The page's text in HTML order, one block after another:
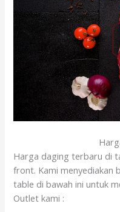
Harga daging terbaru di
front. Kami menyediakan
table di bawah ini untuk
Outlet kami :